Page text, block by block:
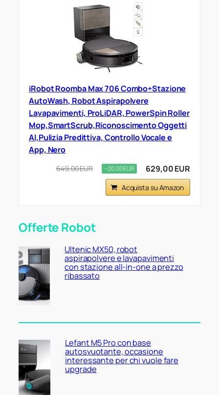
iRobot Roomba Max 706 Combo+Stazione
AutoWash, Robot Aspirapolvere
Lavapavimenti, ProLiDAR, PowerSpin Roller
Mop,SmartScrub,Riconoscimento Oggetti
AI,Pulizia Predittiva, Controllo Vocale e
App, Nero
649,00 EUR −20,00 EUR 629,00 EUR
Acquista su Amazon
Offerte Robot
Ultenic MX50, robot
aspirapolvere e lavapavimenti
con stazione all-in-one a prezzo
ribassato
Lefant M5 Pro con base
autosvuotante, occasione
interessante per chi vuole fare
upgrade